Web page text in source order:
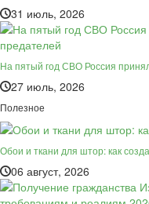
31 июль, 2026
На пятый год СВО Россия
27 июль, 2026
Полезное
Обои и ткани для штор: как
06 август, 2026